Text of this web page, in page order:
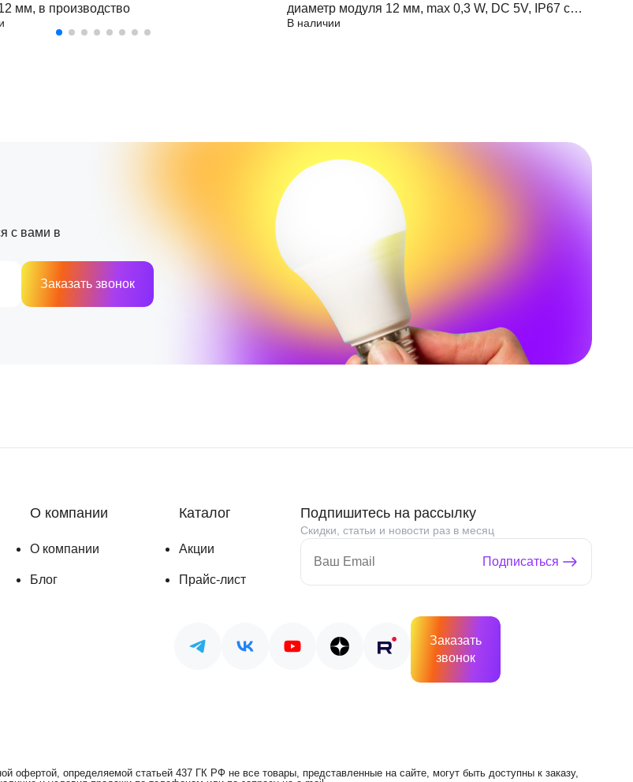
мм, в производство
диаметр модуля 12 мм, max 0,3 W, DC 5V, IP67 с
чипом 6803
В наличии
с вами в
Заказать звонок
О компании
О компании
Блог
Каталог
Акции
Прайс-лист
Подпишитесь на рассылку
Скидки, статьи и новости раз в месяц
Подписаться
Заказать
звонок
офертой, определяемой статьей 437 ГК РФ не все товары, представленные на сайте, могут быть доступны к заказу,